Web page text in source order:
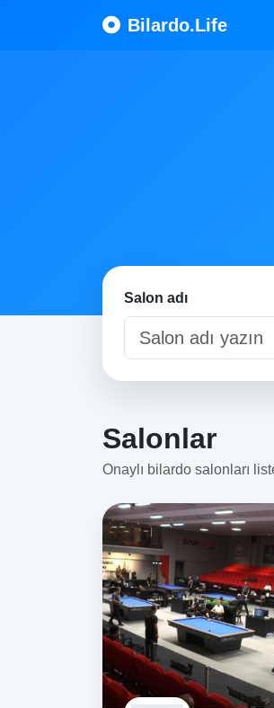
Bilardo.Life
Salon adı
Salonlar
Onaylı bilardo salonları